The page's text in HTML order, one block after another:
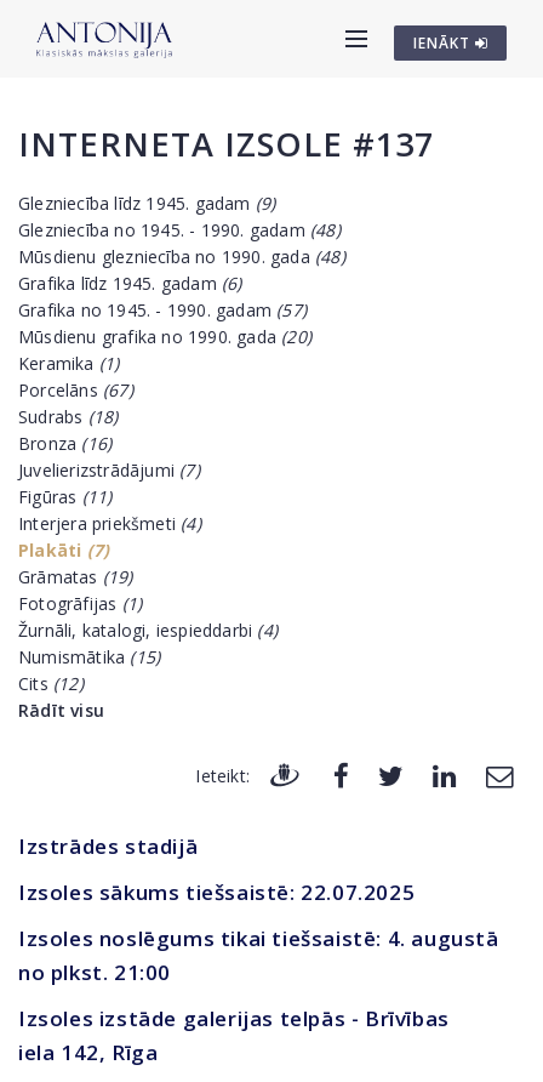
IENĀKT
INTERNETA IZSOLE #137
Glezniecība līdz 1945. gadam (9)
Glezniecība no 1945. - 1990. gadam (48)
Mūsdienu glezniecība no 1990. gada (48)
Grafika līdz 1945. gadam (6)
Grafika no 1945. - 1990. gadam (57)
Mūsdienu grafika no 1990. gada (20)
Keramika (1)
Porcelāns (67)
Sudrabs (18)
Bronza (16)
Juvelierizstrādājumi (7)
Figūras (11)
Interjera priekšmeti (4)
Plakāti (7)
Grāmatas (19)
Fotogrāfijas (1)
Žurnāli, katalogi, iespieddarbi (4)
Numismātika (15)
Cits (12)
Rādīt visu
Ieteikt:
Izstrādes stadijā
Izsoles sākums tiešsaistē: 22.07.2025
Izsoles noslēgums tikai tiešsaistē: 4. augustā
no plkst. 21:00
Izsoles izstāde galerijas telpās - Brīvības
iela 142, Rīga